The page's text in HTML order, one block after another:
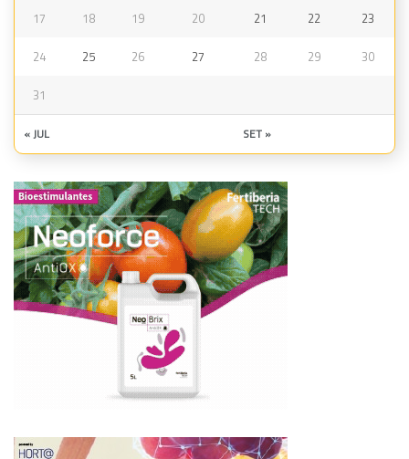
17 18 19 20 21 22 23
24 25 26 27 28 29 30
31
« JUL SET »